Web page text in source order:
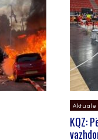
Aktuale
KQZ: